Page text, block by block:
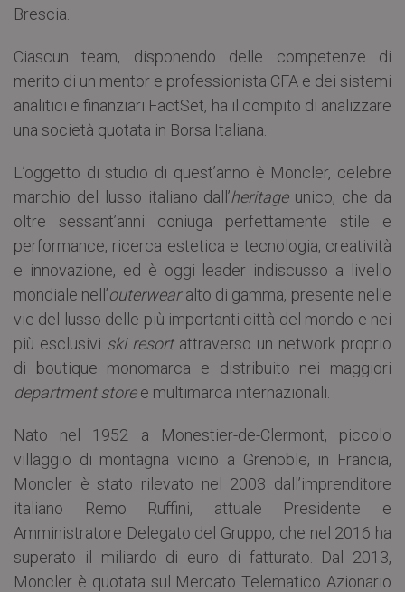
Brescia.
Ciascun team, disponendo delle competenze di
merito di un mentor e professionista CFA e dei sistemi
analitici e finanziari FactSet, ha il compito di analizzare
una società quotata in Borsa Italiana.
L’oggetto di studio di quest’anno è Moncler, celebre
marchio del lusso italiano dall’heritageunico, che da
oltre sessant’anni coniuga perfettamente stile e
performance, ricerca estetica e tecnologia, creatività
e innovazione, ed è oggi leader indiscusso a livello
mondiale nell’outerwearalto di gamma, presente nelle
vie del lusso delle più importanti città del mondo e nei
più esclusivi ski resortattraverso un network proprio
di boutique monomarca e distribuito nei maggiori
department storee multimarca internazionali.
Nato nel 1952 a Monestier-de-Clermont, piccolo
villaggio di montagna vicino a Grenoble, in Francia,
Moncler è stato rilevato nel 2003 dall’imprenditore
italiano Remo Ruffini, attuale Presidente e
Amministratore Delegato del Gruppo, che nel 2016 ha
superato il miliardo di euro di fatturato. Dal 2013,
Moncler è quotata sul Mercato Telematico Azionario